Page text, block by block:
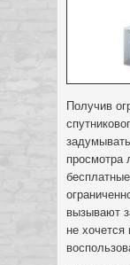
Получив
просмотра
вызывают
не